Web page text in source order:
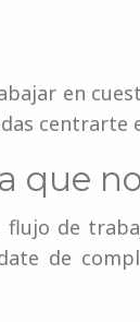
en
que
de
de